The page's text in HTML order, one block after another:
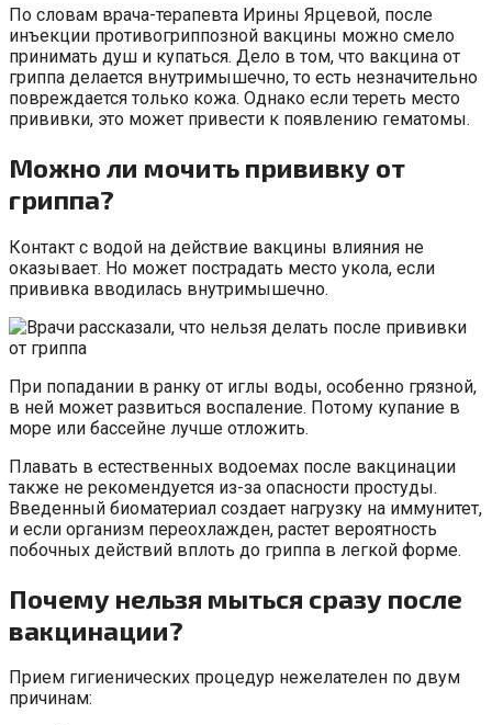
По словам врача-терапевта Ирины Ярцевой, после
инъекции противогриппозной вакцины можно смело
принимать душ и купаться. Дело в том, что вакцина от
гриппа делается внутримышечно, то есть незначительно
повреждается только кожа. Однако если тереть место
прививки, это может привести к появлению гематомы.
Можно ли мочить прививку от
гриппа?
Контакт с водой на действие вакцины влияния не
оказывает. Но может пострадать место укола, если
прививка вводилась внутримышечно.
При попадании в ранку от иглы воды, особенно грязной,
в ней может развиться воспаление. Потому купание в
море или бассейне лучше отложить.
Плавать в естественных водоемах после вакцинации
также не рекомендуется из-за опасности простуды.
Введенный биоматериал создает нагрузку на иммунитет,
и если организм переохлажден, растет вероятность
побочных действий вплоть до гриппа в легкой форме.
Почему нельзя мыться сразу после
вакцинации?
Прием гигиенических процедур нежелателен по двум
причинам: